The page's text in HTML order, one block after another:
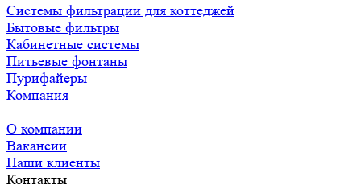
Системы фильтрации для коттеджей
Бытовые фильтры
Кабинетные системы
Питьевые фонтаны
Пурифайеры
Компания
О компании
Вакансии
Наши клиенты
Контакты